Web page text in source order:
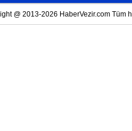
@ 2013-2026 HaberVezir.com Tüm